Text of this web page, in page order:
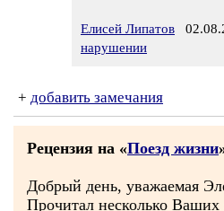
Елисей Липатов
нарушении
+ добавить замечания
Рецензия на «Поезд жизни
Добрый день, уважаемая
Прочитал несколько Ваших